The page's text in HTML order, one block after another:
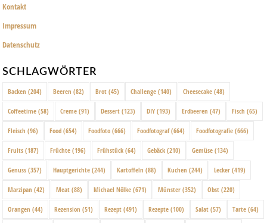
Kontakt
Impressum
Datenschutz
SCHLAGWÖRTER
Backen (204) Beeren (82) Brot (45) Challenge (140) Cheesecake (48)
Coffeetime (58) Creme (91) Dessert (123) DIY (193) Erdbeeren (47) Fisch (65)
Fleisch (96) Food (654) Foodfoto (666) Foodfotograf(664) Foodfotografie (666)
Fruits (187) Früchte (196) Frühstück (64) Gebäck (210) Gemüse (134)
Genuss (357) Hauptgerichte (244) Kartoffeln (88) Kuchen (244) Lecker (419)
Marzipan (42) Meat (88) Michael Nölke (671) Münster (352) Obst (220)
Orangen (44) Rezension (51) Rezept (491) Rezepte (100) Salat (57) Tarte (64)